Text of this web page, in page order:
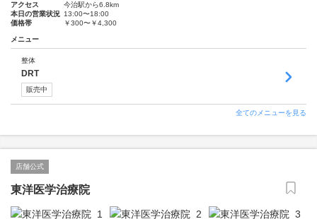
アクセス
今治駅から6.8km
本日の営業状況 13:00〜18:00
価格帯
￥300〜￥4,300
メニュー
整体
DRT
販売中
全てのメニューを見る
店舗公式
東洋医学治療院